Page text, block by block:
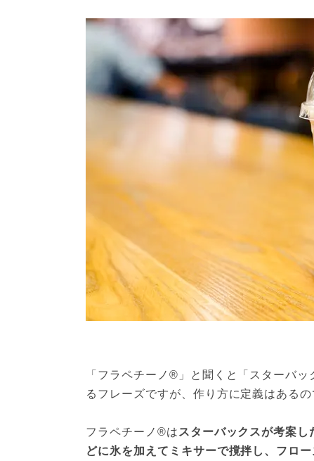
「フラペチーノ®」と聞くと「スターバ
るフレーズですが、作り方に定義はあるの
フラペチーノ®は スターバックスが考案し
どに氷を加えてミキサーで撹拌し、フロー